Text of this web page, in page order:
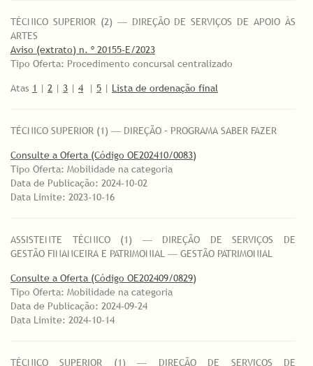
TÉCNICO SUPERIOR (2) ― DIREÇÃO DE SERVIÇOS DE APOIO ÀS
ARTES
Aviso (extrato) n. º 20155-E/2023
Tipo Oferta: Procedimento concursal centralizado
Atas 1 | 2 | 3 | 4 | 5 | Lista de ordenação final
TÉCNICO SUPERIOR (1) ― DIREÇÃO – PROGRAMA SABER FAZER
Consulte a Oferta (Código OE202410/0083)
Tipo Oferta: Mobilidade na categoria
Data de Publicação: 2024-10-02
Data Limite: 2023-10-16
ASSISTENTE TÉCNICO (1) ― DIREÇÃO DE SERVIÇOS DE
GESTÃO FINANCEIRA E PATRIMONIAL ― GESTÃO PATRIMONIAL
Consulte a Oferta (Código OE202409/0829)
Tipo Oferta: Mobilidade na categoria
Data de Publicação: 2024-09-24
Data Limite: 2024-10-14
TÉCNICO SUPERIOR (1) ― DIREÇÃO DE SERVIÇOS DE